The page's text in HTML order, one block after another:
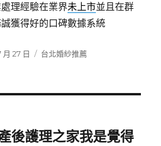
理經驗在業界未上市並且在群
獲得好的口碑數據系統
月 27 日
分
台北婚紗推薦
後護理之家我是覺得